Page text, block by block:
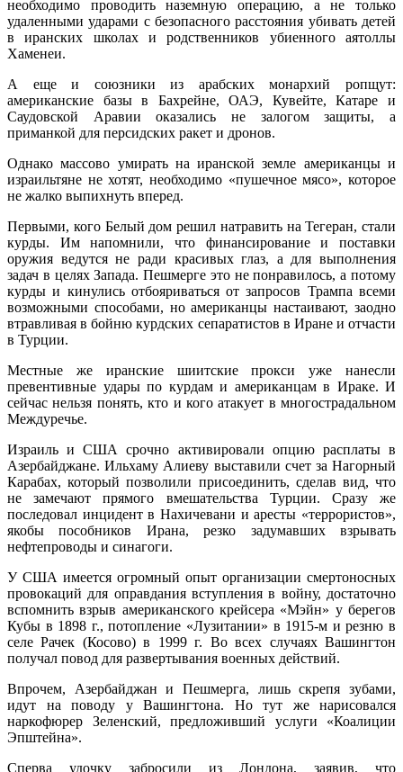
необходимо проводить наземную операцию, а не только
удаленными ударами с безопасного расстояния убивать детей
в иранских школах и родственников убиенного аятоллы
Хаменеи.
А еще и союзники из арабских монархий ропщут:
американские базы в Бахрейне, ОАЭ, Кувейте, Катаре и
Саудовской Аравии оказались не залогом защиты, а
приманкой для персидских ракет и дронов.
Однако массово умирать на иранской земле американцы и
израильтяне не хотят, необходимо «пушечное мясо», которое
не жалко выпихнуть вперед.
Первыми, кого Белый дом решил натравить на Тегеран, стали
курды. Им напомнили, что финансирование и поставки
оружия ведутся не ради красивых глаз, а для выполнения
задач в целях Запада. Пешмерге это не понравилось, а потому
курды и кинулись отбояриваться от запросов Трампа всеми
возможными способами, но американцы настаивают, заодно
втравливая в бойню курдских сепаратистов в Иране и отчасти
в Турции.
Местные же иранские шиитские прокси уже нанесли
превентивные удары по курдам и американцам в Ираке. И
сейчас нельзя понять, кто и кого атакует в многострадальном
Междуречье.
Израиль и США срочно активировали опцию расплаты в
Азербайджане. Ильхаму Алиеву выставили счет за Нагорный
Карабах, который позволили присоединить, сделав вид, что
не замечают прямого вмешательства Турции. Сразу же
последовал инцидент в Нахичевани и аресты «террористов»,
якобы пособников Ирана, резко задумавших взрывать
нефтепроводы и синагоги.
У США имеется огромный опыт организации смертоносных
провокаций для оправдания вступления в войну, достаточно
вспомнить взрыв американского крейсера «Мэйн» у берегов
Кубы в 1898 г., потопление «Лузитании» в 1915-м и резню в
селе Рачек (Косово) в 1999 г. Во всех случаях Вашингтон
получал повод для развертывания военных действий.
Впрочем, Азербайджан и Пешмерга, лишь скрепя зубами,
идут на поводу у Вашингтона. Но тут же нарисовался
наркофюрер Зеленский, предложивший услуги «Коалиции
Эпштейна».
Сперва удочку забросили из Лондона, заявив, что